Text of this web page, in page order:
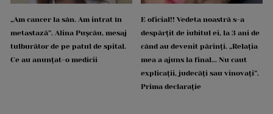
„Am cancer la sân. Am intrat în
metastază”. Alina Pușcău, mesaj
tulburător de pe patul de spital.
Ce au anunțat-o medicii
E oficial!! Vedeta noastră s-a
despărțit de iubitul ei, la 3 ani de
când au devenit părinți. „Relația
mea a ajuns la final... Nu caut
explicații, judecăți sau vinovați”.
Prima declarație